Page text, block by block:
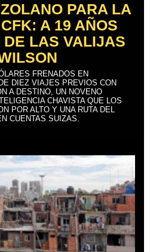
PARA LA
A 19 AÑOS
DE LAS VALIJAS
FRENADOS EN
DIEZ VIAJES PREVIOS CON
A DESTINO, UN NOVENO
CHAVISTA QUE LOS
POR ALTO Y UNA RUTA DEL
CUENTAS SUIZAS.